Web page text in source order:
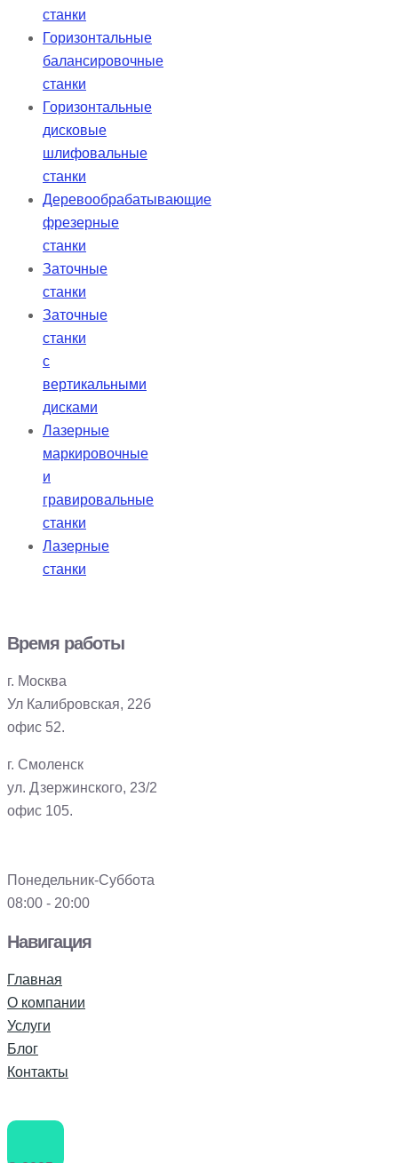
станки
Горизонтальные
балансировочные
станки
Горизонтальные
дисковые
шлифовальные
станки
Деревообрабатывающие
фрезерные
станки
Заточные
станки
Заточные
станки
с
вертикальными
дисками
Лазерные
маркировочные
и
гравировальные
станки
Лазерные
станки
Время работы
г. Москва
Ул Калибровская, 22б
офис 52.
г. Смоленск
ул. Дзержинского, 23/2
офис 105.
Понедельник-Суббота
08:00 - 20:00
Навигация
Главная
О компании
Услуги
Блог
Контакты